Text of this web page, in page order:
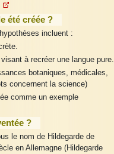
été créée ?
incluent :
à recréer une langue pure.
botaniques, médicales,
concernent la science)
comme un exemple
?
le nom de Hildegarde de
en Allemagne (Hildegarde